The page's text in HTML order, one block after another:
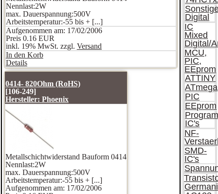
Nennlast:2W
max. Dauerspannung:500V
Arbeitstemperatur:-55 bis + [...]
Aufgenommen am: 17/02/2006
Preis 0.16 EUR
inkl. 19% MwSt. zzgl. Versand
In den Korb
Details
0414- 820Ohm (RoHS)
[106-249]
Hersteller: Phoenix
Metallschichtwiderstand Bauform 0414
Nennlast:2W
max. Dauerspannung:500V
Arbeitstemperatur:-55 bis + [...]
Aufgenommen am: 17/02/2006
Digital
IC
Mixed
Digital/
MCU,
PIC,
EEprom
ATTINY
ATmega
PIC
EEprom
IC's
NF-
SMD-
IC's